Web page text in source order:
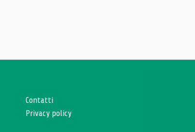
Contatti
Privacy policy